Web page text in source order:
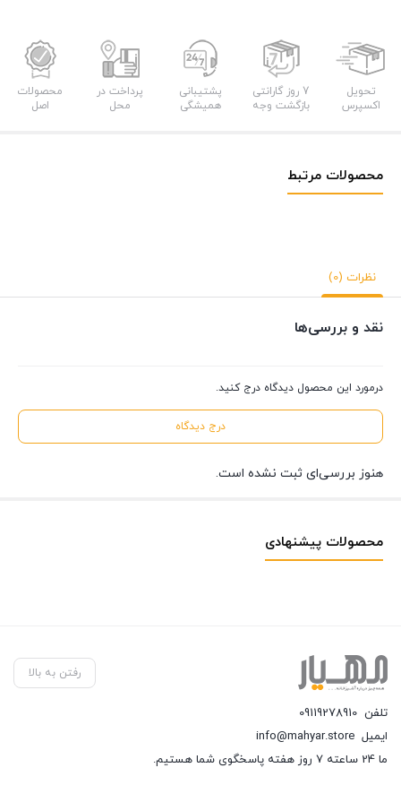
تحویل
اکسپرس
7 روز گارانتی
بازگشت وجه
پشتیبانی
همیشگی
پرداخت در
محل
محصولات
اصل
محصولات مرتبط
نظرات (0)
نقد و بررسی‌ها
درمورد این محصول دیدگاه درج کنید.
درج دیدگاه
هنوز بررسی‌ای ثبت نشده است.
محصولات پیشنهادی
رفتن به بالا
تلفن 09119278910
ایمیل info@mahyar.store
ما 24 ساعته 7 روز هفته پاسخگوی شما هستیم.